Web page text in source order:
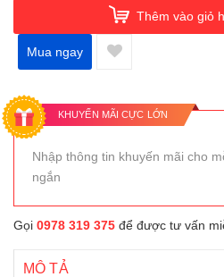
Thêm vào giỏ
Mua ngay
KHUYẾN MÃI CỰC LỚN
Nhập thông tin khuyến mãi cho
ngắn
Gọi 0978 319 375 để được tư vấn
MÔ TẢ